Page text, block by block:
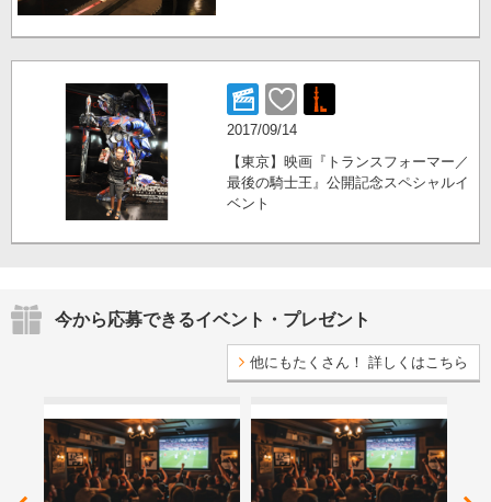
2017/09/14
【東京】映画『トランスフォーマー／
最後の騎士王』公開記念スペシャルイ
ベント
今から応募できるイベント・プレゼント
他にもたくさん！ 詳しくはこちら